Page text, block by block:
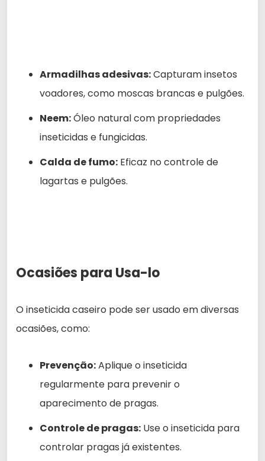
Armadilhas adesivas:Capturam insetos
voadores, como moscas brancas e pulgões.
Neem:Óleo natural com propriedades
inseticidas e fungicidas.
Calda de fumo: Eficaz no controle de
lagartas e pulgões.
Ocasiões para Usa-lo
O inseticida caseiro pode ser usado em diversas
ocasiões, como:
Prevenção:Aplique o inseticida
regularmente para prevenir o
aparecimento de pragas.
Controle de pragas: Use o inseticida para
controlar pragas já existentes.